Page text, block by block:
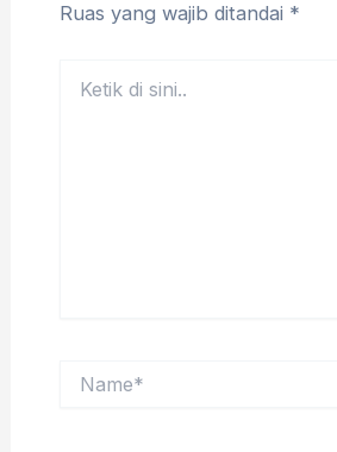
Ruas yang wajib ditandai *